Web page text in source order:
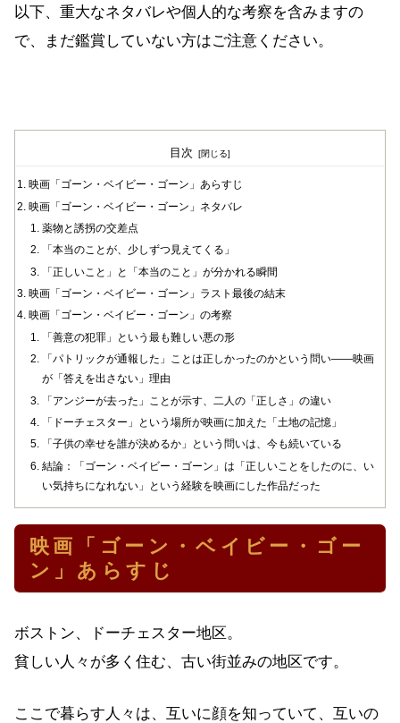
以下、重大なネタバレや個人的な考察を含みますの
で、まだ鑑賞していない方はご注意ください。
目次
映画「ゴーン・ベイビー・ゴーン」あらすじ
映画「ゴーン・ベイビー・ゴーン」ネタバレ
薬物と誘拐の交差点
「本当のことが、少しずつ見えてくる」
「正しいこと」と「本当のこと」が分かれる瞬間
映画「ゴーン・ベイビー・ゴーン」ラスト最後の結末
映画「ゴーン・ベイビー・ゴーン」の考察
「善意の犯罪」という最も難しい悪の形
「パトリックが通報した」ことは正しかったのかという問い——映画
が「答えを出さない」理由
「アンジーが去った」ことが示す、二人の「正しさ」の違い
「ドーチェスター」という場所が映画に加えた「土地の記憶」
「子供の幸せを誰が決めるか」という問いは、今も続いている
結論：「ゴーン・ベイビー・ゴーン」は「正しいことをしたのに、い
い気持ちになれない」という経験を映画にした作品だった
映画「ゴーン・ベイビー・ゴー
ン」あらすじ
ボストン、ドーチェスター地区。
貧しい人々が多く住む、古い街並みの地区です。
ここで暮らす人々は、互いに顔を知っていて、互いの